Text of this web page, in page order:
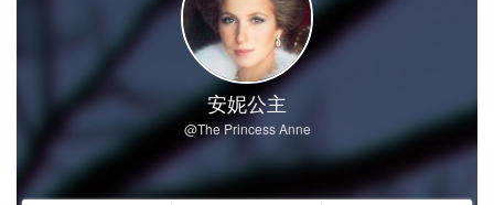
安妮公主
@The Princess Anne